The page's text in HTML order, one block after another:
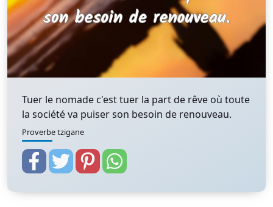
Tuer le nomade c'est tuer la part de rêve où toute
la société va puiser son besoin de renouveau.
Proverbe tzigane